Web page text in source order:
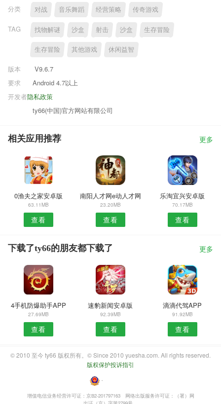
分类
对战 音乐舞蹈 经营策略 传奇游戏
TAG 找物解谜 沙盒 射击 沙盒 生存冒险
生存冒险 其他游戏 休闲益智
版本
V9.6.7
要求
Android 4.7以上
隐私政策
开发者
ty66(中国)官方网站有限公司
相关应用推荐 更多
0渔夫之家安卓版
63.11MB
查看
南阳人才网e动人才网
23.20MB
查看
乐淘宜兴安卓版
70.17MB
查看
下载了ty66的朋友都下载了 更多
4手机防爆助手APP
27.69MB
查看
速豹新闻安卓版
92.39MB
查看
滴滴代驾APP
91.92MB
查看
© 2010 至今 ty66 版权所有。© Since 2010 yuesha.com. All rights reserved.
版权保护投诉指引
・
增值电信业务经营许可证：京B2-201797163
网络出版服务许可证：（署）网